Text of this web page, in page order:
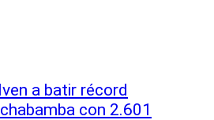
a batir récord
con 2.601